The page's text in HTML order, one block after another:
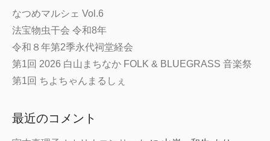
なつめマルシェ Vol.6
法宝物虫干会 令和8年
令和８年第2季永代祠堂経会
第1回 2026 白山まちなか FOLK & BLUEGRASS 音楽祭
第1回 ちよちゃんまるしぇ
最近のコメント